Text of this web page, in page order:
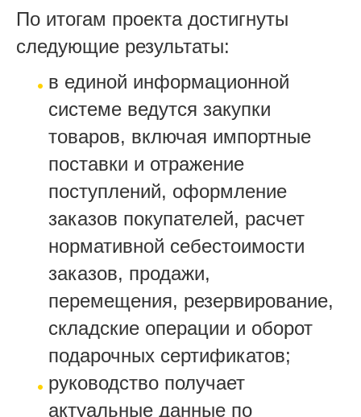
По итогам проекта достигнуты
следующие результаты:
в единой информационной
системе ведутся закупки
товаров, включая импортные
поставки и отражение
поступлений, оформление
заказов покупателей, расчет
нормативной себестоимости
заказов, продажи,
перемещения, резервирование,
складские операции и оборот
подарочных сертификатов;
руководство получает
актуальные данные по